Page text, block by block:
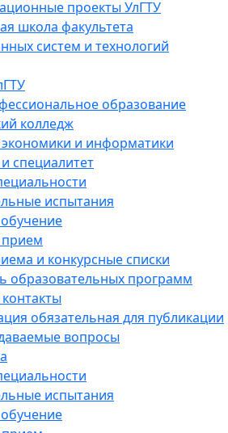
проекты УлГТУ
школа факультета
систем и технологий
образование
колледж
и информатики
специалитет
испытания
и конкурсные списки
образовательных программ
обязательная для публикации
вопросы
испытания